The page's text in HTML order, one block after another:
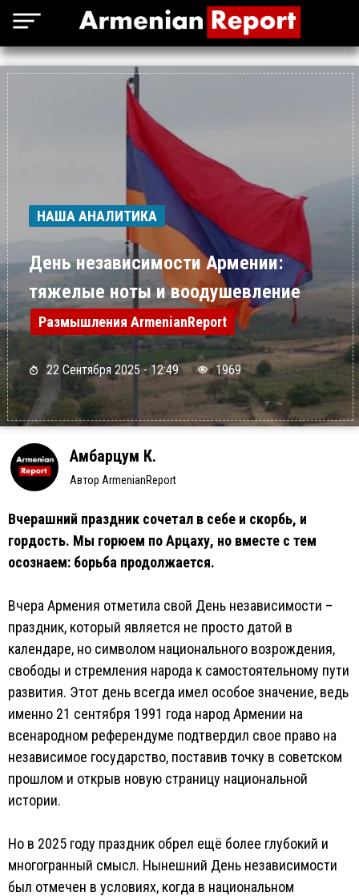
НАША АНАЛИТИКА
День независимости Армении:
тяжелые ноты и воодушевление
Размышления ArmenianReport
22 Сентября 2025 - 12:49 1969
Амбарцум К.
Автор ArmenianReport
Вчерашний праздник сочетал в себе и скорбь, и
гордость. Мы горюем по Арцаху, но вместе с тем
осознаем: борьба продолжается.
Вчера Армения отметила свой День независимости –
праздник, который является не просто датой в
календаре, но символом национального возрождения,
свободы и стремления народа к самостоятельному пути
развития. Этот день всегда имел особое значение, ведь
именно 21 сентября 1991 года народ Армении на
всенародном референдуме подтвердил свое право на
независимое государство, поставив точку в советском
прошлом и открыв новую страницу национальной
истории.
Но в 2025 году праздник обрел ещё более глубокий и
многогранный смысл. Нынешний День независимости
был отмечен в условиях, когда в национальном